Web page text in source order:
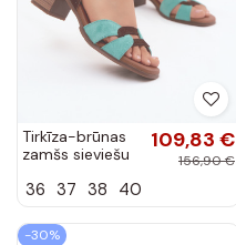
Tirkīza-brūnas
zamšs sieviešu
papēžiem
109,83 €
156,90 €
36 37 38 40
-30%